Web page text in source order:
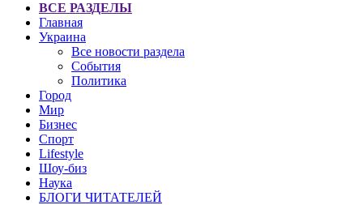
ВСЕ РАЗДЕЛЫ
Главная
Украина
Все новости раздела
События
Политика
Город
Мир
Бизнес
Спорт
Lifestyle
Шоу-биз
Наука
БЛОГИ ЧИТАТЕЛЕЙ